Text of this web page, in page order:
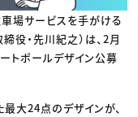
場サービスを手がける
役・先川紀之）は、2月
トポールデザイン公募
大24点のデザインが、